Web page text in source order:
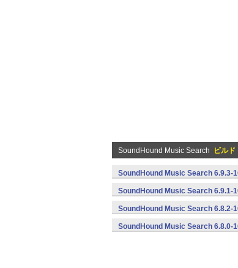
SoundHound Music Search ビルド
SoundHound Music Search
SoundHound Music Search 6.9.1-
SoundHound Music Search 6.8.2-
SoundHound Music Search 6.8.0-